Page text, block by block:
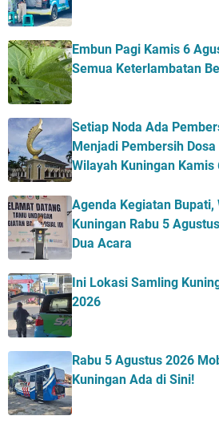
Embun Pagi Kamis 6
Semua Keterlambatan
Setiap Noda Ada
Menjadi Pembersih
Wilayah Kuningan Kamis
Agenda Kegiatan Bupati,
Kuningan Rabu 5
Dua Acara
Ini Lokasi Samling
2026
Rabu 5 Agustus 2026
Kuningan Ada di Sini!